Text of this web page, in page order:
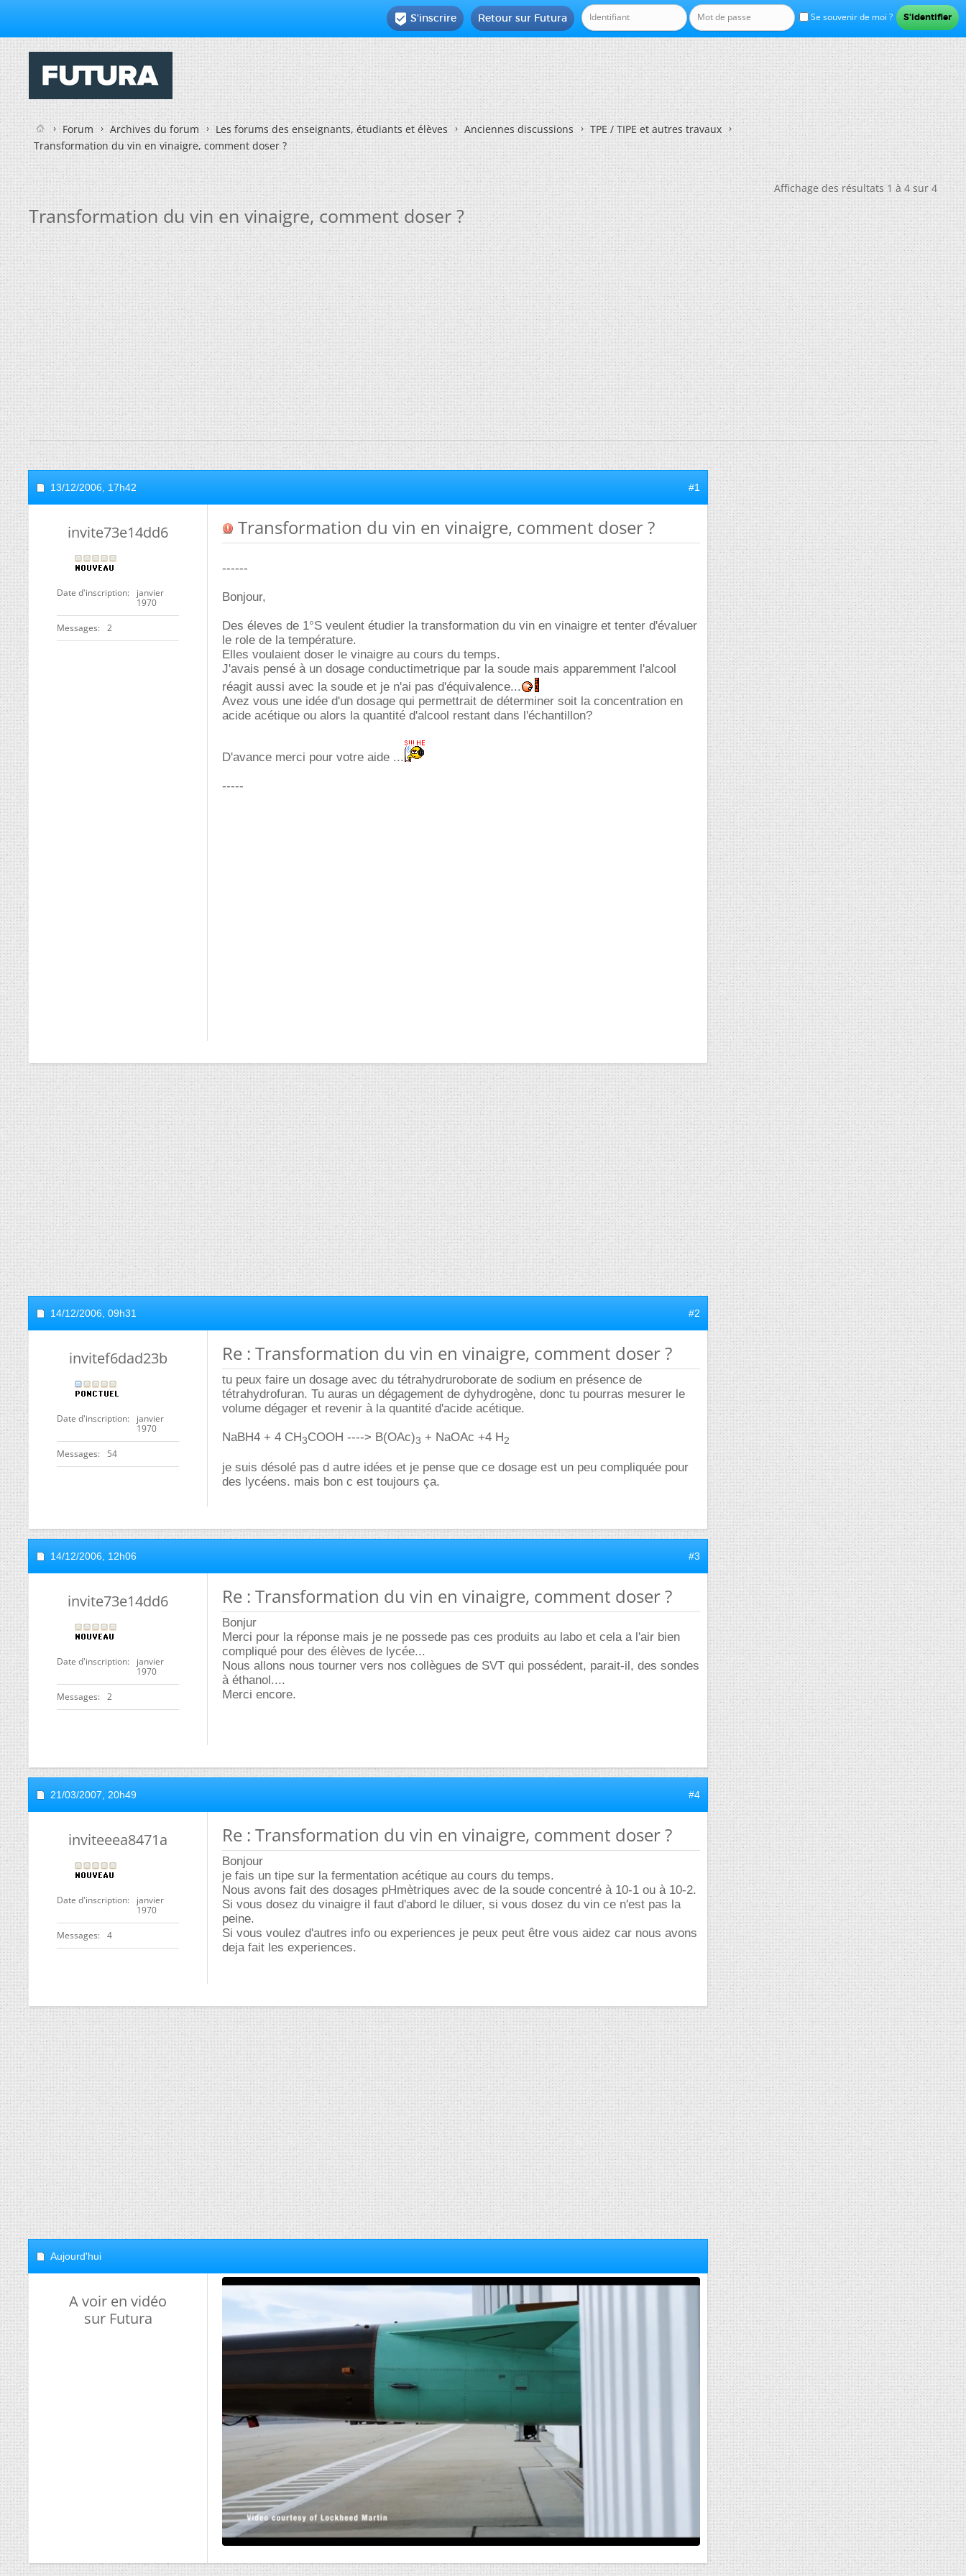
Se souvenir de moi ?
Retour sur Futura
 S'inscrire
Forum Archives du forum Les forums des enseignants, étudiants et élèves Anciennes discussions
TPE / TIPE et autres travaux
Transformation du vin en vinaigre, comment doser ?
Affichage des résultats 1 à 4 sur 4
Transformation du vin en vinaigre, comment doser ?
13/12/2006, 17h42 #1
invite73e14dd6
Date d'inscription
janvier
1970
Messages 2
Transformation du vin en vinaigre, comment doser ?
------
Bonjour,
Des éleves de 1°S veulent étudier la transformation du vin en vinaigre et tenter d'évaluer
le role de la température.
Elles voulaient doser le vinaigre au cours du temps.
J'avais pensé à un dosage conductimetrique par la soude mais apparemment l'alcool
réagit aussi avec la soude et je n'ai pas d'équivalence...
Avez vous une idée d'un dosage qui permettrait de déterminer soit la concentration en
acide acétique ou alors la quantité d'alcool restant dans l'échantillon?
D'avance merci pour votre aide ...
-----
14/12/2006, 09h31 #2
invitef6dad23b
Date d'inscription
janvier
1970
Messages 54
Re : Transformation du vin en vinaigre, comment doser ?
tu peux faire un dosage avec du tétrahydruroborate de sodium en présence de
tétrahydrofuran. Tu auras un dégagement de dyhydrogène, donc tu pourras mesurer le
volume dégager et revenir à la quantité d'acide acétique.
NaBH4 + 4 CH3COOH ----> B(OAc)3 + NaOAc +4 H2
je suis désolé pas d autre idées et je pense que ce dosage est un peu compliquée pour
des lycéens. mais bon c est toujours ça.
14/12/2006, 12h06 #3
invite73e14dd6
Date d'inscription
janvier
1970
Messages 2
Re : Transformation du vin en vinaigre, comment doser ?
Bonjur
Merci pour la réponse mais je ne possede pas ces produits au labo et cela a l'air bien
compliqué pour des élèves de lycée...
Nous allons nous tourner vers nos collègues de SVT qui possédent, parait-il, des sondes
à éthanol....
Merci encore.
21/03/2007, 20h49 #4
inviteeea8471a
Date d'inscription
janvier
1970
Messages 4
Re : Transformation du vin en vinaigre, comment doser ?
Bonjour
je fais un tipe sur la fermentation acétique au cours du temps.
Nous avons fait des dosages pHmètriques avec de la soude concentré à 10-1 ou à 10-2.
Si vous dosez du vinaigre il faut d'abord le diluer, si vous dosez du vin ce n'est pas la
peine.
Si vous voulez d'autres info ou experiences je peux peut être vous aidez car nous avons
deja fait les experiences.
Aujourd'hui
A voir en vidéo
sur Futura